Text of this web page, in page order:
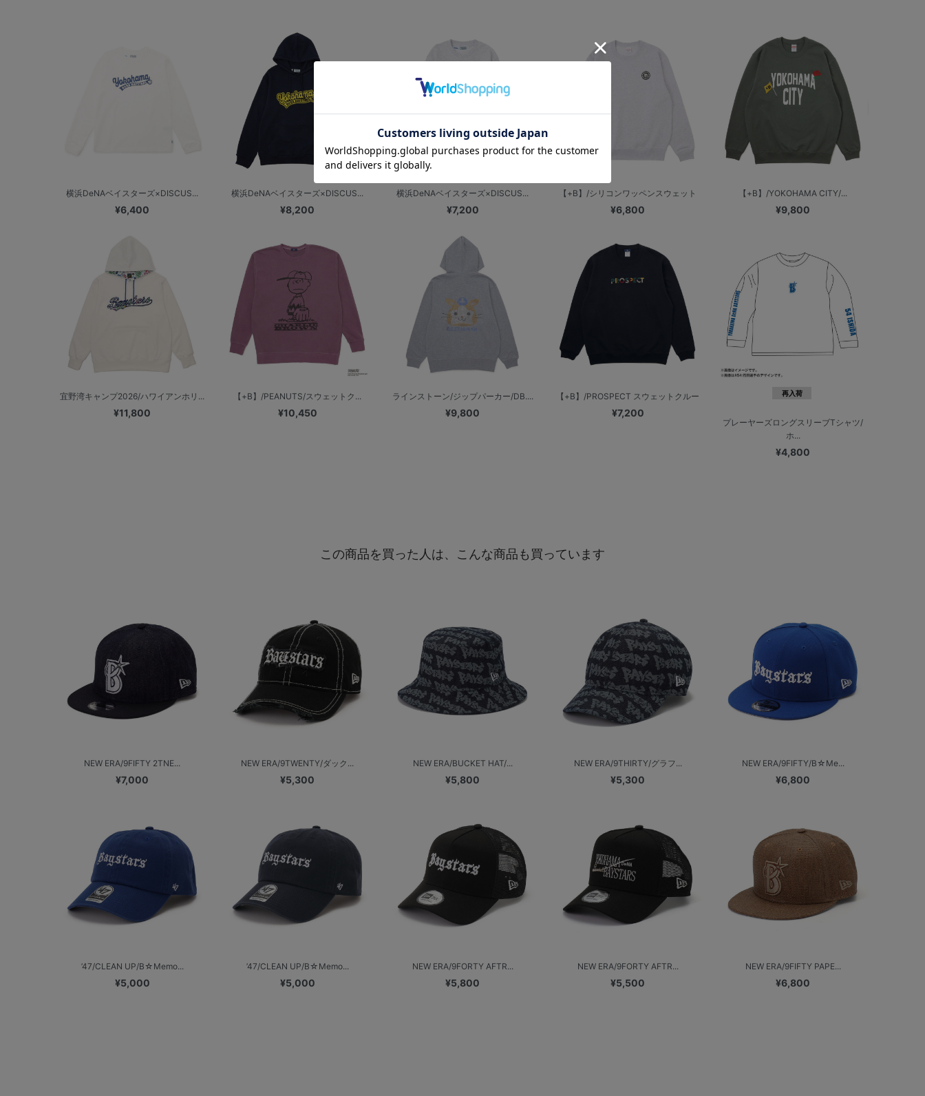
横浜DeNAベイスターズ×DISCUS...
¥6,400
横浜DeNAベイスターズ×DISCUS...
¥8,200
横浜DeNAベイスターズ×DISCUS...
¥7,200
【+B】/シリコンワッペンスウェット
¥6,800
【+B】/YOKOHAMA CITY/...
¥9,800
宜野湾キャンプ2026/ハワイアンホリ...
¥11,800
【+B】/PEANUTS/スウェットク...
¥10,450
ラインストーン/ジップパーカー/DB....
¥9,800
【+B】/PROSPECT スウェットクルー
¥7,200
再入荷
プレーヤーズロングスリーブTシャツ/
ホ...
¥4,800
この商品を買った人は、こんな商品も買っています
NEW ERA/9FIFTY 2TNE...
¥7,000
NEW ERA/9TWENTY/ダック...
¥5,300
NEW ERA/BUCKET HAT/...
¥5,800
NEW ERA/9THIRTY/グラフ...
¥5,300
NEW ERA/9FIFTY/B☆Me...
¥6,800
’47/CLEAN UP/B☆Memo...
¥5,000
’47/CLEAN UP/B☆Memo...
¥5,000
NEW ERA/9FORTY AFTR...
¥5,800
NEW ERA/9FORTY AFTR...
¥5,500
NEW ERA/9FIFTY PAPE...
¥6,800